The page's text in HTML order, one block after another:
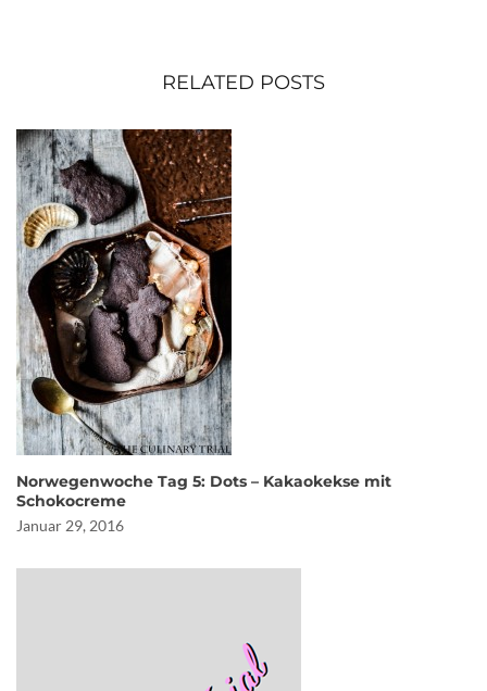
RELATED POSTS
Norwegenwoche Tag 5: Dots – Kakaokekse mit
Schokocreme
Januar 29, 2016